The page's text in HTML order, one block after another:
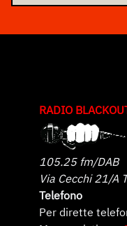
RADIO
105.25 fm/DAB
Via Cecchi 21/A
Telefono
Per dirette